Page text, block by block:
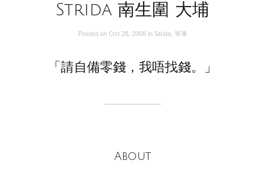
Strida 南生圍 大埔
Posted on Oct 28, 2008 in Strida 單車
「請自備零錢，我唔找錢。」
About